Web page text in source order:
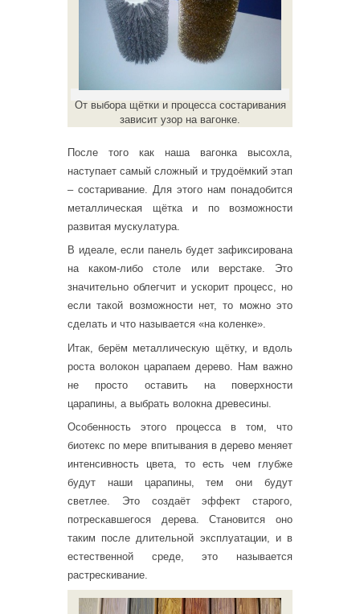
От выбора щётки и процесса состаривания
зависит узор на вагонке.
После того как наша вагонка высохла,
наступает самый сложный и трудоёмкий этап
– состаривание. Для этого нам понадобится
металлическая щётка и по возможности
развитая мускулатура.
В идеале, если панель будет зафиксирована
на каком-либо столе или верстаке. Это
значительно облегчит и ускорит процесс, но
если такой возможности нет, то можно это
сделать и что называется «на коленке».
Итак, берём металлическую щётку, и вдоль
роста волокон царапаем дерево. Нам важно
не просто оставить на поверхности
царапины, а выбрать волокна древесины.
Особенность этого процесса в том, что
биотекс по мере впитывания в дерево меняет
интенсивность цвета, то есть чем глубже
будут наши царапины, тем они будут
светлее. Это создаёт эффект старого,
потрескавшегося дерева. Становится оно
таким после длительной эксплуатации, и в
естественной среде, это называется
растрескивание.